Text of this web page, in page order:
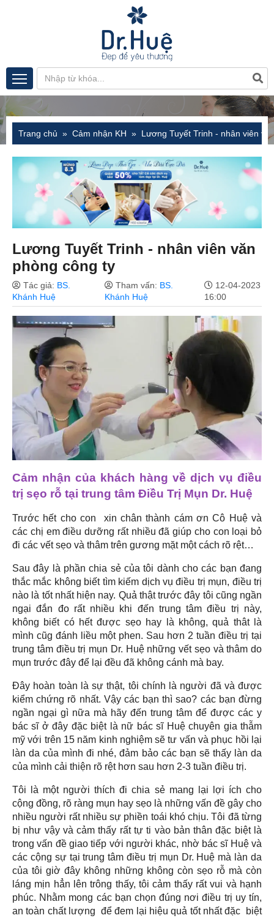
Trang chủ Cảm nhận KH Lương Tuyết Trinh - nhân viên
Lương Tuyết Trinh - nhân viên văn
phòng công ty
Tác giả: BS.
Khánh Huệ
Tham vấn: BS.
Khánh Huệ
12-04-2023
16:00
Cảm nhận của khách hàng về dịch vụ điều
trị sẹo rỗ tại trung tâm Điều Trị Mụn Dr. Huệ
Trước hết cho con xin chân thành cám ơn Cô Huệ và
các chị em điều dưỡng rất nhiều đã giúp cho con loại bỏ
đi các vết sẹo và thâm trên gương mặt một cách rõ rệt…
Sau đây là phần chia sẻ của tôi dành cho các bạn đang
thắc mắc không biết tìm kiếm dịch vụ điều trị mụn, điều trị
nào là tốt nhất hiện nay. Quả thật trước đây tôi cũng ngần
ngại đắn đo rất nhiều khi đến trung tâm điều trị này,
không biết có hết được sẹo hay là không, quả thât là
mình cũg đánh liều một phen. Sau hơn 2 tuần điều trị tại
trung tâm điều trị mụn Dr. Huệ những vết sẹo và thâm do
mụn trước đây để lại đều đã không cánh mà bay.
Đây hoàn toàn là sự thật, tôi chính là người đã và được
kiểm chứng rõ nhất. Vậy các bạn thì sao? các bạn đừng
ngần ngại gì nữa mà hãy đến trung tâm để được các y
bác sĩ ở đây đặc biệt là nữ bác sĩ Huệ chuyên gia thẫm
mỹ với trên 15 năm kinh nghiệm sẽ tư vấn và phục hồi lại
làn da của mình đi nhé, đảm bảo các bạn sẽ thấy làn da
của mình cải thiện rõ rệt hơn sau hơn 2-3 tuần điều trị.
Tôi là một người thích đi chia sẻ mang lại lợi ích cho
cộng đồng, rõ ràng mụn hay sẹo là những vấn đề gây cho
nhiều người rất nhiều sự phiền toái khó chịu. Tôi đã từng
bị như vậy và cảm thấy rất tự ti vào bản thân đặc biệt là
trong vấn đề giao tiếp với người khác, nhờ bác sĩ Huệ và
các cộng sự tại trung tâm điều trị mụn Dr. Huệ mà làn da
của tôi giờ đây không những không còn sẹo rỗ mà còn
láng mịn hẳn lên trông thấy, tôi cảm thấy rất vui và hạnh
phúc. Nhằm mong các bạn chọn đúng nơi điều trị uy tín,
an toàn chất lượng để đem lại hiệu quả tốt nhất đặc biệt